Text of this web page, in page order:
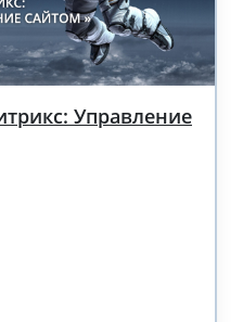
Управление